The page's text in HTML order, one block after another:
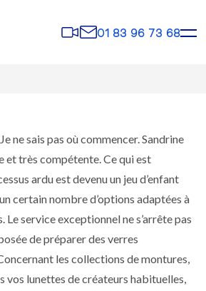
Rendez-
vous
Contact
01 83 96 73 68
ne sais pas où commencer. Sandrine
et très compétente. Ce qui est
ardu est devenu un jeu d’enfant
certain nombre d’options adaptées à
service exceptionnel ne s’arrête pas
de préparer des verres
les collections de montures,
vos lunettes de créateurs habituelles,